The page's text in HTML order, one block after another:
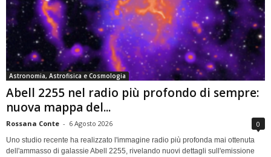
Astronomia, Astrofisica e Cosmologia
Abell 2255 nel radio più profondo di sempre:
nuova mappa del...
Rossana Conte - 6 Agosto 2026 0
Uno studio recente ha realizzato l'immagine radio più profonda mai ottenuta
dell'ammasso di galassie Abell 2255, rivelando nuovi dettagli sull'emissione